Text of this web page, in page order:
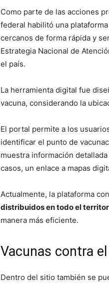
Como parte de las acciones
federal habilitó una
cercanos de forma rápida y
Estrategia Nacional de
el país.
La herramienta digital fue
vacuna, considerando la
El portal permite a los
identificar el punto de
muestra información
casos, un enlace a mapas
Actualmente, la plataforma
distribuidos en todo el
manera más eficiente.
Vacunas contra
Dentro del sitio también se